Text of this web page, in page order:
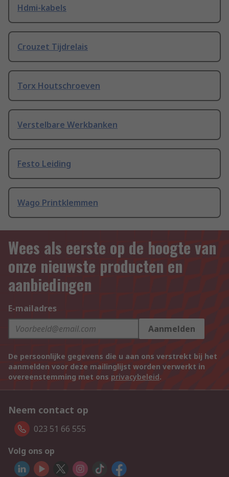
Hdmi-kabels
Crouzet Tijdrelais
Torx Houtschroeven
Verstelbare Werkbanken
Festo Leiding
Wago Printklemmen
Wees als eerste op de hoogte van
onze nieuwste producten en
aanbiedingen
E-mailadres
Aanmelden
De persoonlijke gegevens die u aan ons verstrekt bij het
aanmelden voor deze mailinglijst worden verwerkt in
overeenstemming met ons privacybeleid.
Neem contact op
023 51 66 555
Volg ons op